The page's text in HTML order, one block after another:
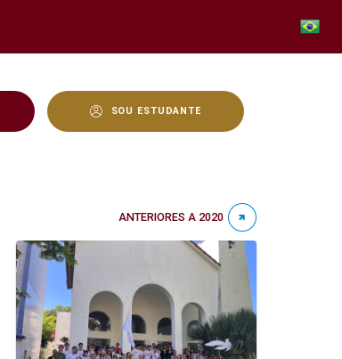
SOU ESTUDANTE
ANTERIORES A 2020